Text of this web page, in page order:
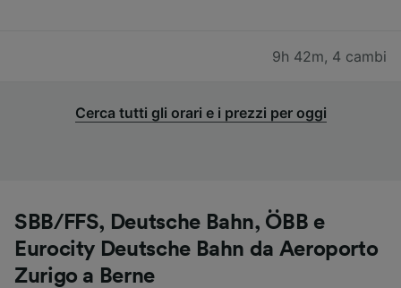
9h 42m, 4 cambi
Cerca tutti gli orari e i prezzi per oggi
SBB/FFS, Deutsche Bahn, ÖBB e
Eurocity Deutsche Bahn da Aeroporto
Zurigo a Berne